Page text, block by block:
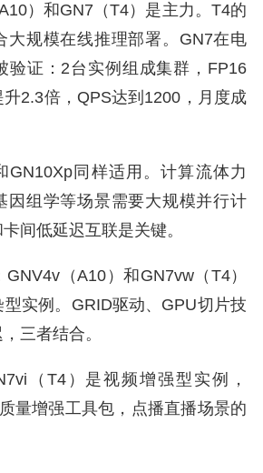
）和GN7（T4）是主力。T4的
大规模在线推理部署。GN7在电
验证：2台实例组成集群，FP16
2.3倍，QPS达到1200，月度成
GN10Xp同样适用。计算流体力
因组学等场景需要大规模并行计
间低延迟互联是关键。
GNV4v（A10）和GN7vw（T4）
实例。GRID驱动、GPU切片技
三者结合。
（T4）是视频增强型实例，
量增强工具包，点播直播场景的